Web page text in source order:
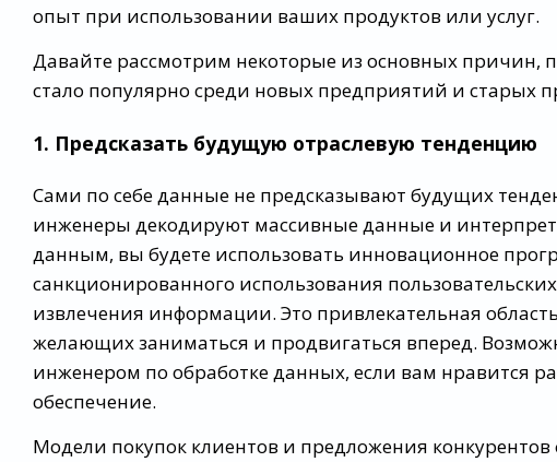
опыт при использовании ваших продуктов или услуг.
Давайте рассмотрим некоторые из основных причин,
стало популярно среди новых предприятий и старых
1. Предсказать будущую отраслевую тенденцию
Сами по себе данные не предсказывают будущих
инженеры декодируют массивные данные и
данным, вы будете использовать инновационное
санкционированного использования
извлечения информации. Это привлекательная
желающих заниматься и продвигаться вперед.
инженером по обработке данных, если вам нравится
обеспечение.
Модели покупок клиентов и предложения